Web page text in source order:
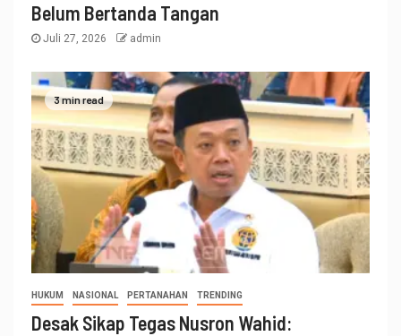
Belum Bertanda Tangan
Juli 27, 2026 admin
3 min read
HUKUM NASIONAL PERTANAHAN TRENDING
Desak Sikap Tegas Nusron Wahid: